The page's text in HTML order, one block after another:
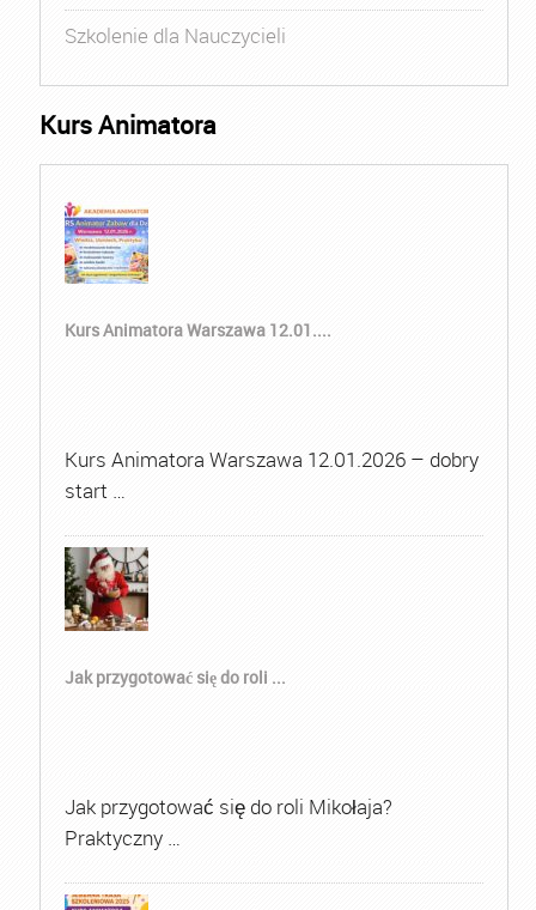
Szkolenie dla Nauczycieli
Kurs Animatora
Kurs Animatora Warszawa 12.01....
Kurs Animatora Warszawa 12.01.2026 – dobry
start …
Jak przygotować się do roli ...
Jak przygotować się do roli Mikołaja?
Praktyczny …